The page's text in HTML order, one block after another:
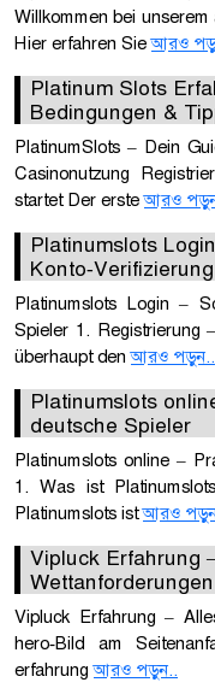
Willkommen bei
Hier erfahren Sieআরও
Platinum Slots
Bedingungen &
PlatinumSlots – Dein
Casinonutzung
startet Der ersteআরও
Platinumslots
Platinumslots Login –
Spieler 1. Registrierung
überhaupt denআরও পড়ুন..
Platinumslots
deutsche Spieler
Platinumslots online –
1. Was ist
Platinumslots istআরও
Vipluck Erfahrung
Vipluck Erfahrung –
hero‑Bild am
erfahrungআরও পড়ুন..